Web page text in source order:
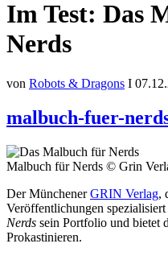
Im Test: Das
Nerds
von Robots & Dragons I
malbuch-fuer-
Malbuch für Nerds © Grin
Der MünchenerGRIN Verlag,
Veröffentlichungen
Nerds sein Portfolio und bietet
Prokastinieren.